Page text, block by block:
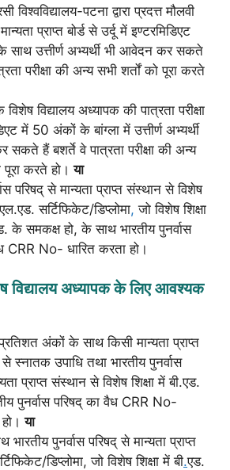
विश्वविद्यालय-पटना द्वारा प्रदत्त मौलवी
प्राप्त बोर्ड से उर्दू में इण्टरमिडिएट
उत्तीर्ण अभ्यर्थी भी आवेदन कर सकते
परीक्षा की अन्य सभी शर्तों को पूरा करते
विद्यालय अध्यापक की पात्रता परीक्षा
में 50 अंकों के बांग्ला में उत्तीर्ण अभ्यर्थी
हैं बशर्ते वे पात्रता परीक्षा की अन्य
पूरा करते हो।या
परिषद् से मान्यता प्राप्त संस्थान से विशेष
सर्टिफिकेट/डिप्लोमा, जो विशेष शिक्षा
के समकक्ष हो, के साथ भारतीय पुनर्वास
CRR No- धारित करता हो।
विद्यालय अध्यापक के लिए आवश्यक
अंकों के साथ किसी मान्यता प्राप्त
से स्नातक उपाधि तथा भारतीय पुनर्वास
प्राप्त संस्थान से विशेष शिक्षा में बी.एड.
पुनर्वास परिषद् का वैध CRR No-
हो।या
पुनर्वास परिषद् से मान्यता प्राप्त
डिप्लोमा, जो विशेष शिक्षा में बी.एड.